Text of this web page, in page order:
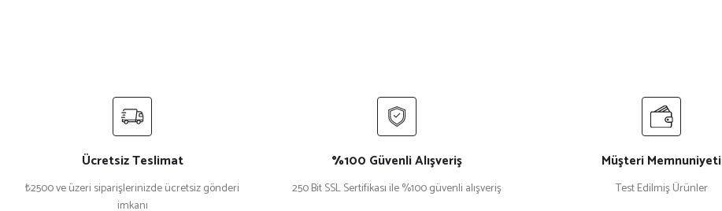
Bu ürüne benzer farklı alternatifler olmalı.
Ücretsiz Teslimat
₺2500 ve üzeri siparişlerinizde ücretsiz gönderi
imkanı
%100 Güvenli Alışveriş
250 Bit SSL Sertifikası ile %100 güvenli alışveriş
Müşteri Memnuniyeti
Test Edilmiş Ürünler